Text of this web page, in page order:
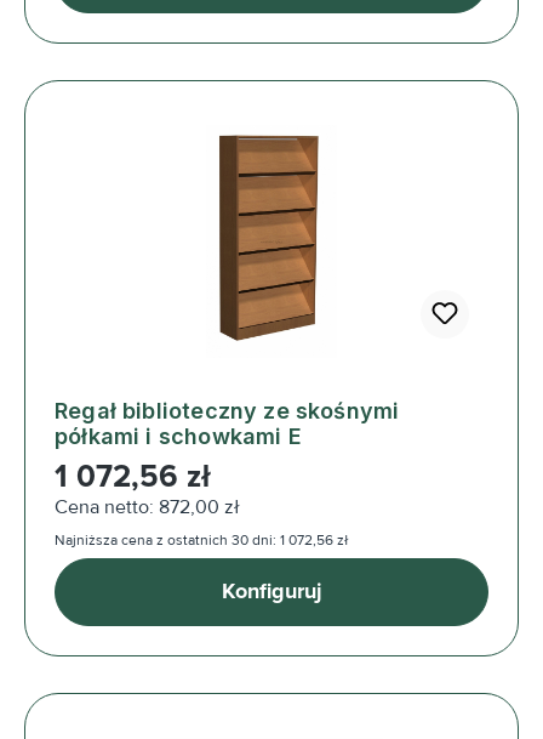
Regał biblioteczny ze skośnymi
półkami i schowkami E
Cena regularna:
1 072,56 zł
Cena netto: 872,00 zł
Najniższa cena z ostatnich 30 dni: 1 072,56 zł
Konfiguruj